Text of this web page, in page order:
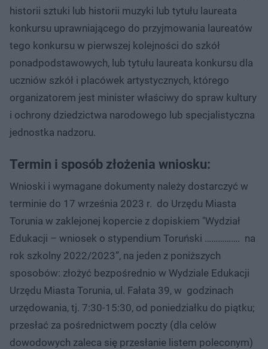
historii sztuki lub historii muzyki lub tytułu laureata
konkursu uprawniającego do przyjmowania laureatów
tego konkursu w pierwszej kolejności do szkół
ponadpodstawowych, lub tytułu laureata konkursu dla
uczniów szkół i placówek artystycznych, którego
organizatorem jest minister właściwy do spraw kultury
i ochrony dziedzictwa narodowego lub specjalistyczna
jednostka nadzoru.
Termin i sposób złożenia wniosku:
Wnioski i wymagane dokumenty należy dostarczyć w
terminie do 17 września 2023 r. do Urzędu Miasta
Torunia w zaklejonej kopercie z dopiskiem "Wydział
Edukacji – wniosek o stypendium Toruński ……………. na
rok szkolny 2022/2023”, na jeden z poniższych
sposobów: złożyć bezpośrednio w Wydziale Edukacji
Urzędu Miasta Torunia, ul. Fałata 39, w godzinach
urzędowania, tj. 7:30-15:30, od poniedziałku do piątku;
przesłać za pośrednictwem poczty (dla celów
dowodowych zaleca się przesłanie listem poleconym)